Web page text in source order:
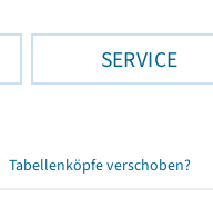
SERVICE
Tabellenköpfe verschoben?